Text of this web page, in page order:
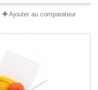
Ajouter au comparateur